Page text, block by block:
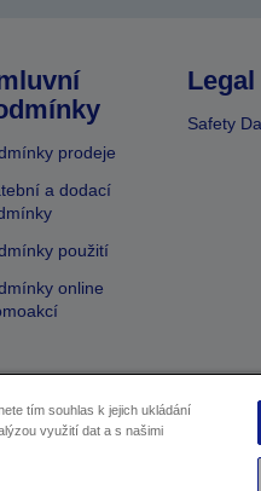
prodeje
a dodací
použití
online
Legal
Safety
tím souhlas k jejich ukládání
využití dat a s našimi